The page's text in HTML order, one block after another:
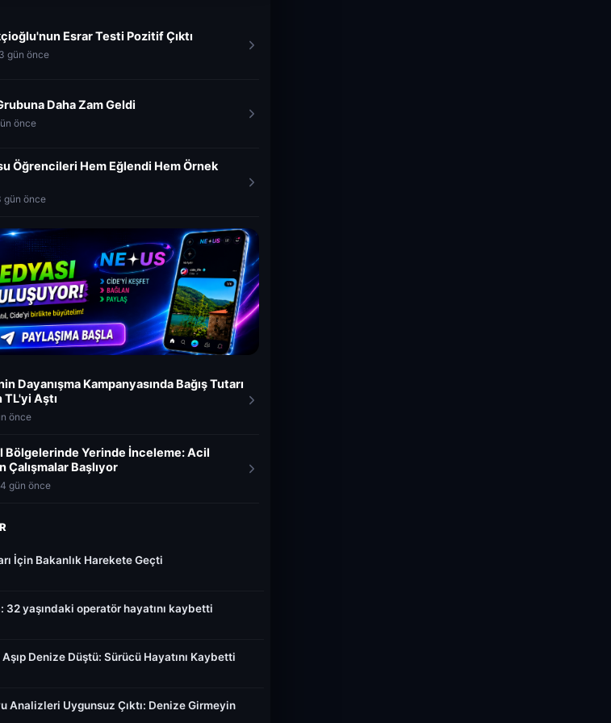
Esrar Testi Pozitif Çıktı
3 gün önce
Daha Zam Geldi
önce
Öğrencileri Hem Eğlendi Hem Örnek
gün önce
Dayanışma Kampanyasında Bağış Tutarı
Aştı
önce
Bölgelerinde Yerinde İnceleme: Acil
Çalışmalar Başlıyor
4 gün önce
İçin Bakanlık Harekete Geçti
32 yaşındaki operatör hayatını kaybetti
Denize Düştü: Sürücü Hayatını Kaybetti
Analizleri Uygunsuz Çıktı: Denize Girmeyin